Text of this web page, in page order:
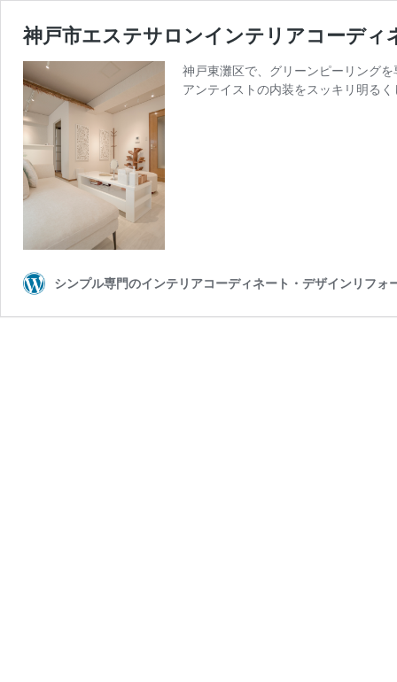
神戸市エステサロンインテリアコー
神戸東灘区で、グリーンピーリング
アンテイストの内装をスッキリ明る
シンプル専門のインテリアコーディネート・デザインリフ